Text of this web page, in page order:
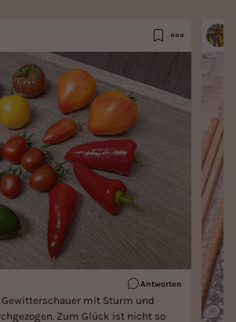
Antworten
Gewitterschauer mit Sturm und
Zum Glück ist nicht so